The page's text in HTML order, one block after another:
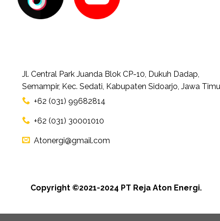
Jl. Central Park Juanda Blok CP-10, Dukuh Dadap,
Semampir, Kec. Sedati, Kabupaten Sidoarjo, Jawa
+62 (031) 99682814
+62 (031) 30001010
Atonergi@gmail.com
Copyright ©2021-2024 PT Reja Aton Energi.